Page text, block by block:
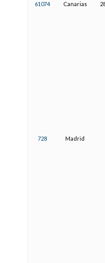
61074 Canarias
728 Madrid